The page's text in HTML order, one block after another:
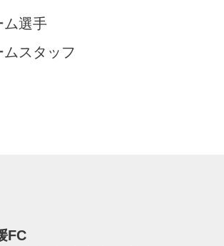
ム選手
ムスタッフ
FC